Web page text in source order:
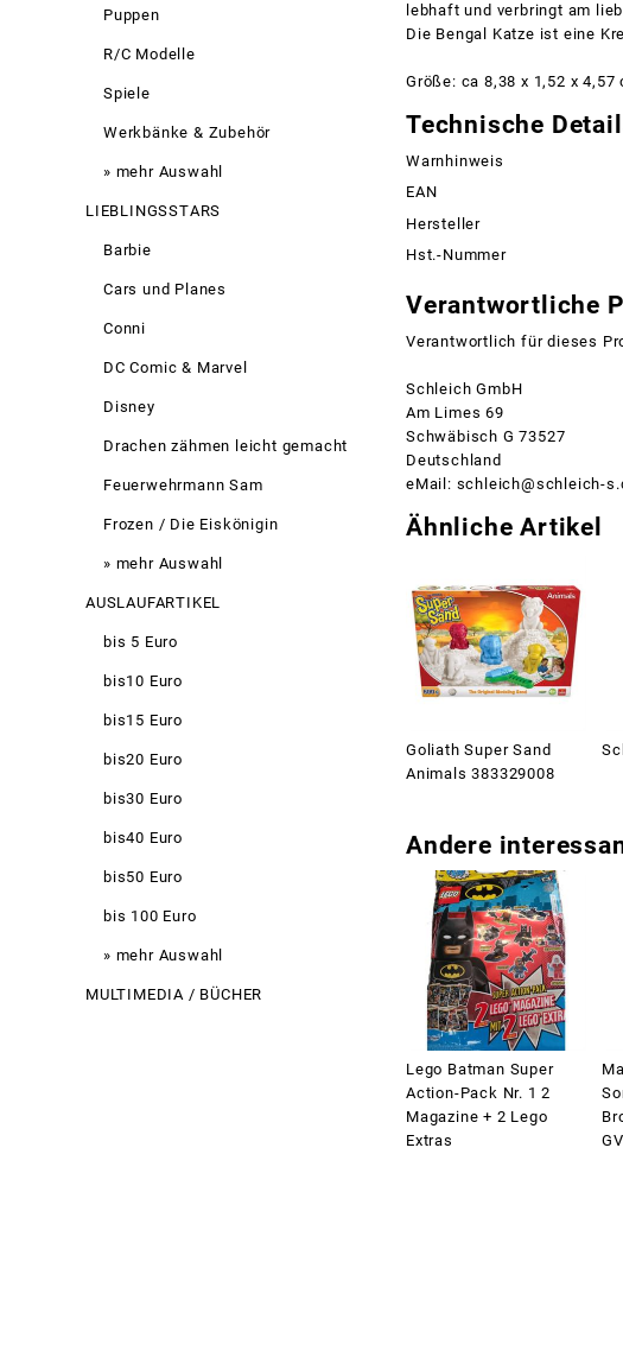
Puppen
R/C Modelle
Spiele
Werkbänke & Zubehör
» mehr Auswahl
LIEBLINGSSTARS
Barbie
Cars und Planes
Conni
DC Comic & Marvel
Disney
Drachen zähmen leicht gemacht
Feuerwehrmann Sam
Frozen / Die Eiskönigin
» mehr Auswahl
AUSLAUFARTIKEL
bis 5 Euro
bis10 Euro
bis15 Euro
bis20 Euro
bis30 Euro
bis40 Euro
bis50 Euro
bis 100 Euro
» mehr Auswahl
MULTIMEDIA / BÜCHER
lebhaft und verbringt am
Die Bengal Katze ist eine
Größe: ca 8,38 x 1,52 x 4,57
Technische
Warnhinweis
EAN
Hersteller
Hst.-Nummer
Verantwortliche
Verantwortlich für dieses
Schleich GmbH
Am Limes 69
Schwäbisch G 73527
Deutschland
eMail: schleich@schleich-
Ähnliche Artikel
Goliath Super Sand
Animals 383329008
Andere
Lego Batman Super
Action-Pack Nr. 1 2
Magazine + 2 Lego
Extras